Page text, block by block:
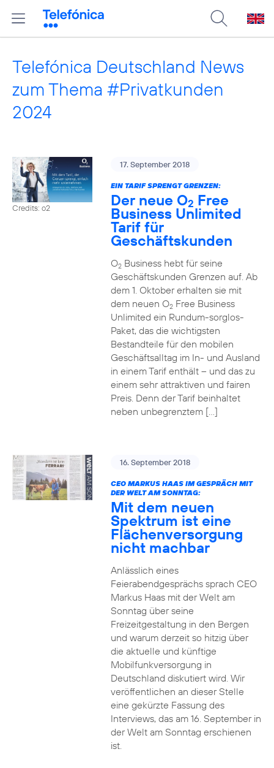
Telefónica Deutschland News
zum Thema #Privatkunden
2024
Credits: o2
17. September 2018
EIN TARIF SPRENGT GRENZEN:
Der neue O2 Free
Business Unlimited
Tarif für
Geschäftskunden
O2Business hebt für seine
Geschäftskunden Grenzen auf. Ab
dem 1. Oktober erhalten sie mit
dem neuen O2Free Business
Unlimited ein Rundum-sorglos-
Paket, das die wichtigsten
Bestandteile für den mobilen
Geschäftsalltag im In- und Ausland
in einem Tarif enthält – und das zu
einem sehr attraktiven und fairen
Preis. Denn der Tarif beinhaltet
neben unbegrenztem […]
16. September 2018
CEO MARKUS HAAS IM GESPRÄCH MIT
DER WELT AM SONNTAG:
Mit dem neuen
Spektrum ist eine
Flächenversorgung
nicht machbar
Anlässlich eines
Feierabendgesprächs sprach CEO
Markus Haas mit der Welt am
Sonntag über seine
Freizeitgestaltung in den Bergen
und warum derzeit so hitzig über
die aktuelle und künftige
Mobilfunkversorgung in
Deutschland diskutiert wird. Wir
veröffentlichen an dieser Stelle
eine gekürzte Fassung des
Interviews, das am 16. September in
der Welt am Sonntag erschienen
ist.